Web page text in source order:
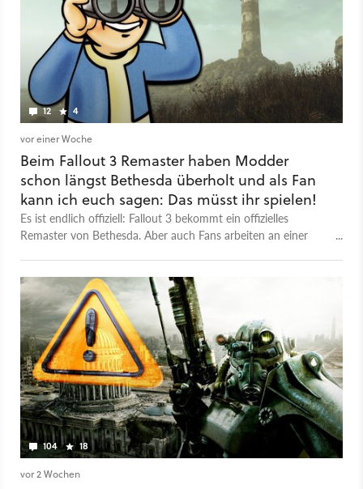
12 4
vor einer Woche
Beim Fallout 3 Remaster haben Modder
schon längst Bethesda überholt und als Fan
kann ich euch sagen: Das müsst ihr spielen!
Es ist endlich offiziell: Fallout 3 bekommt ein offizielles
Remaster von Bethesda. Aber auch Fans arbeiten an einer
104 18
vor 2 Wochen